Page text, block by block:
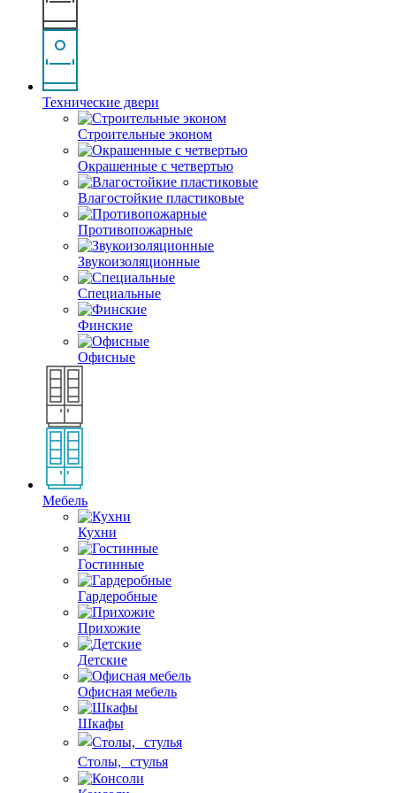
Технические двери
Строительные эконом
Окрашенные с четвертью
Влагостойкие пластиковые
Противопожарные
Звукоизоляционные
Специальные
Финские
Офисные
Мебель
Кухни
Гостинные
Гардеробные
Прихожие
Детские
Офисная мебель
Шкафы
Столы, стулья